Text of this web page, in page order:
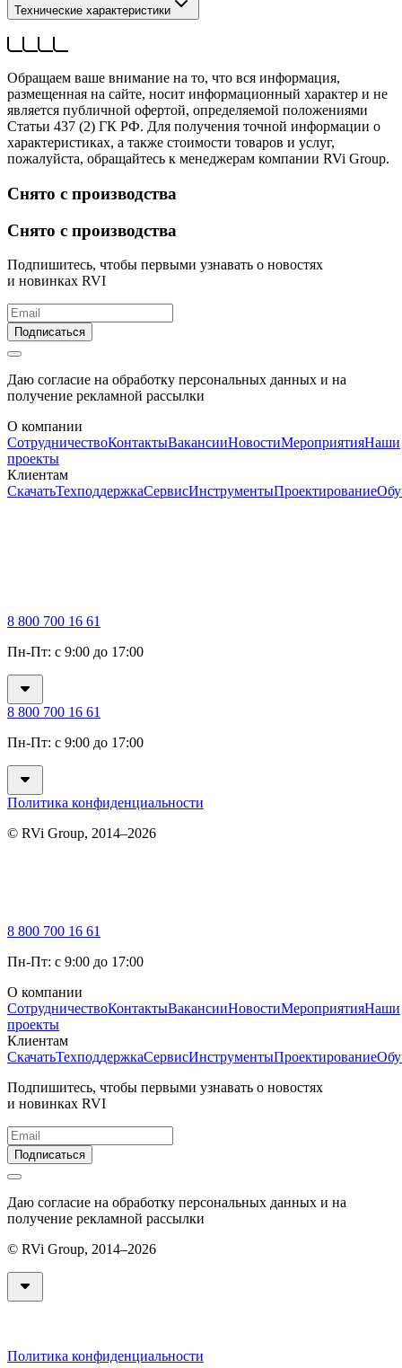
Технические характеристики
Обращаем ваше внимание на то, что вся информация,
размещенная на сайте, носит информационный характер и не
является публичной офертой, определяемой положениями
Статьи 437 (2) ГК РФ. Для получения точной информации о
характеристиках, а также стоимости товаров и услуг,
пожалуйста, обращайтесь к менеджерам компании RVi Group.
Снято с производства
Снято с производства
Подпишитесь, чтобы первыми узнавать о новостях
и новинках RVI
Подписаться
Даю согласие на обработку персональных данных и на
получение рекламной рассылки
О компании
СотрудничествоКонтактыВакансииНовостиМероприятияНаши
проекты
Клиентам
СкачатьТехподдержкаСервисИнструментыПроектирование
8 800 700 16 61
Пн-Пт: с 9:00 до 17:00
8 800 700 16 61
Пн-Пт: с 9:00 до 17:00
Политика конфиденциальности
© RVi Group, 2014–2026
8 800 700 16 61
Пн-Пт: с 9:00 до 17:00
О компании
СотрудничествоКонтактыВакансииНовостиМероприятияНаши
проекты
Клиентам
СкачатьТехподдержкаСервисИнструментыПроектирование
Подпишитесь, чтобы первыми узнавать о новостях
и новинках RVI
Подписаться
Даю согласие на обработку персональных данных и на
получение рекламной рассылки
© RVi Group, 2014–2026
Политика конфиденциальности